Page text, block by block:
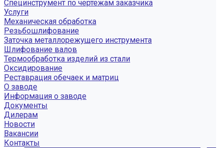
Специнструмент по чертежам заказчика
Услуги
Механическая обработка
Резьбошлифование
Заточка металлорежущего инструмента
Шлифование валов
Термообработка изделий из стали
Оксидирование
Реставрация обечаек и матриц
О заводе
Информация о заводе
Документы
Дилерам
Новости
Вакансии
Контакты